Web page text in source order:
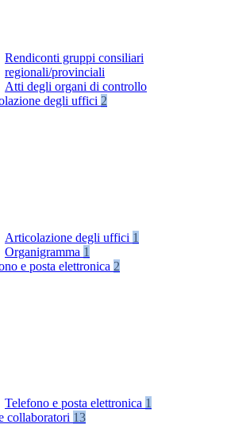
Rendiconti gruppi consiliari
regionali/provinciali
Atti degli organi di controllo
degli uffici 2
Articolazione degli uffici 1
Organigramma 1
e posta elettronica 2
Telefono e posta elettronica 1
collaboratori 13